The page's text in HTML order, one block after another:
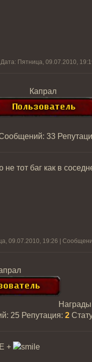
Дата: Пятница, 09.07.2010,
Капрал
33
не тот баг как в
09.07.2010, 19:26 |
25 Репутация: 2
+